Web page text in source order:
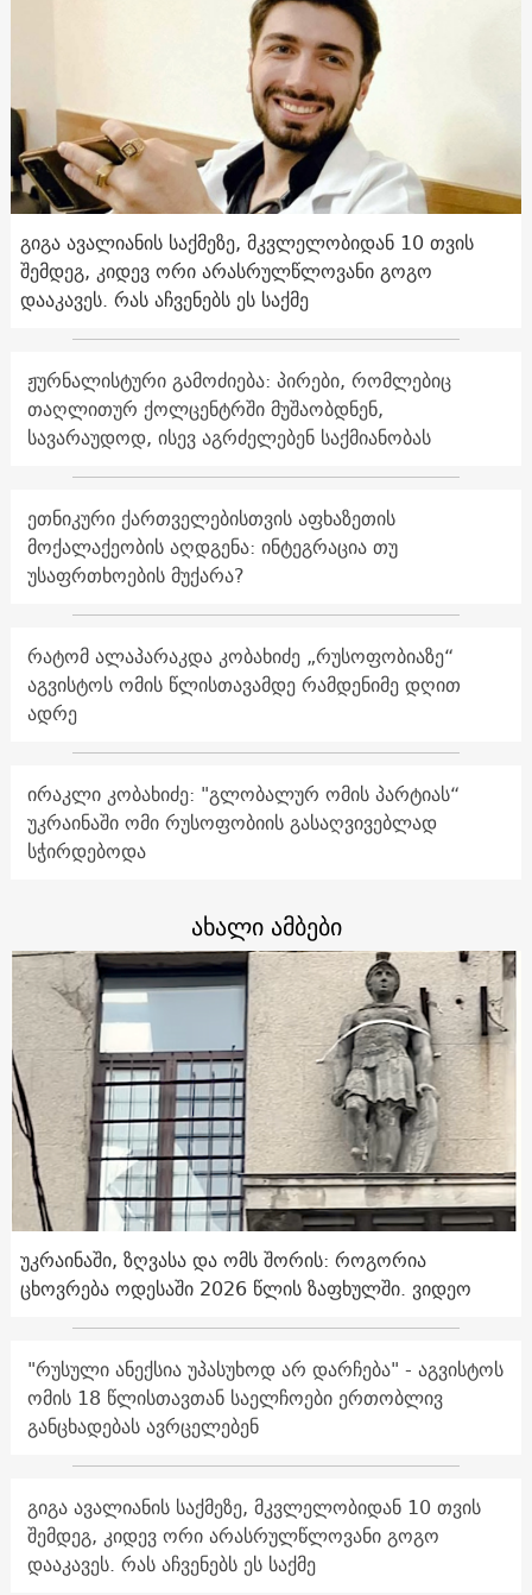
გიგა ავალიანის საქმეზე, მკვლელობიდან 10 თვის
შემდეგ, კიდევ ორი არასრულწლოვანი გოგო
დააკავეს. რას აჩვენებს ეს საქმე
ჟურნალისტური გამოძიება: პირები, რომლებიც
თაღლითურ ქოლცენტრში მუშაობდნენ,
სავარაუდოდ, ისევ აგრძელებენ საქმიანობას
ეთნიკური ქართველებისთვის აფხაზეთის
მოქალაქეობის აღდგენა: ინტეგრაცია თუ
უსაფრთხოების მუქარა?
რატომ ალაპარაკდა კობახიძე „რუსოფობიაზე“
აგვისტოს ომის წლისთავამდე რამდენიმე დღით
ადრე
ირაკლი კობახიძე: "გლობალურ ომის პარტიას“
უკრაინაში ომი რუსოფობიის გასაღვივებლად
სჭირდებოდა
ახალი ამბები
უკრაინაში, ზღვასა და ომს შორის: როგორია
ცხოვრება ოდესაში 2026 წლის ზაფხულში. ვიდეო
"რუსული ანექსია უპასუხოდ არ დარჩება" - აგვისტოს
ომის 18 წლისთავთან საელჩოები ერთობლივ
განცხადებას ავრცელებენ
გიგა ავალიანის საქმეზე, მკვლელობიდან 10 თვის
შემდეგ, კიდევ ორი არასრულწლოვანი გოგო
დააკავეს. რას აჩვენებს ეს საქმე